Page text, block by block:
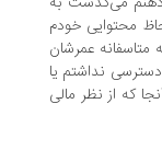
خودم
عمرشان
نداشتم یا
نظر مالی